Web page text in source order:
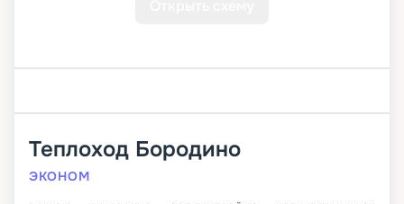
Теплоход Бородино
ЭКОНОМ